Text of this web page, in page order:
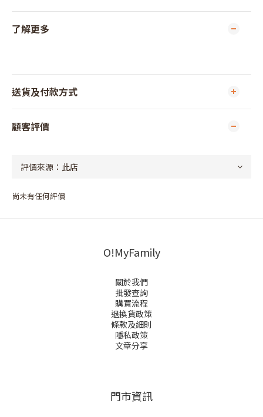
了解更多
送貨及付款方式
顧客評價
尚未有任何評價
O!MyFamily
關於我們
批發查詢
購買流程
退換貨政策
條款及細則
隱私政策
文章分享
門市資訊